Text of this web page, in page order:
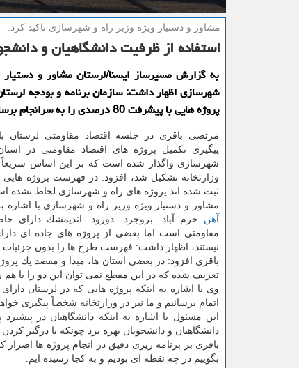
مشاور و دستیار ویژه وزیر راه و شهرسازی تاكید كرد:
استفاده از ظرفیت دانشگاهیان و
به گزارش مسیرساز ایسنا/لرستان مشاور و دستیار
شهرسازی اظهار داشت: سازمان برنامه و بودجه
پروژه هایی با پیشرفت 80 درصدی را به سرانجام برسانیم.
مرتضی باقری در جلسه اقتصاد مقاومتی لرستان با
پیگیری تكمیل پروژه های اقتصاد مقاومتی در
شهرسازی واگذار شده است كه بر این اساس سریعاً
وزارتخانه تشكیل شد، افزود: در فهرست پروژه هایی
ثبت شده اند پروژه های راه و شهرسازی لحاظ نشده
مشاور و دستیار ویژه وزیر راه و شهرسازی با اشاره
آهن خرم آباد- بروجرد- دورود -اندیمشك دارای
مقاومتی است اما بعضی از پروژه های جاده ای
نیستند، اظهار داشت: فهرست طرح ها را بدون جزئیات
باقری افزود: در بعضی استان ها، مبدا و مقصد یك
تعریف شده كه در این مقطع نمی توان این دو را با هم
اتمام برسانیم و ما نیز در وزارتخانه شخصاً پیگیری
این مسئول با اشاره به اینكه دانشگاهیان در
دانشگاهیان و دانشجویان بهره برد چونكه با درگیر
باقری بر برنامه ریزی دقیق در انجام پروژه ها
بگوییم در چه نقطه ای بودیم و به كجا رسیده ایم.